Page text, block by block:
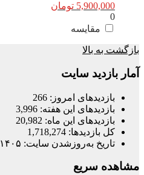
5,900,000 تومان
0
مقایسه
بازگشت به بالا
آمار بازدید سایت
بازدیدهای امروز: 266
بازدیدهای این هفته: 3,996
بازدیدهای این ماه: 20,982
کل بازدیدها: 1,718,274
تاریخ به‌روزشدن سایت: ۱۴۰۵-۰۵-۱۶
مشاهده سریع